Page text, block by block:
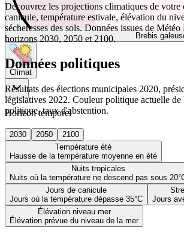
Brebis
Climat
Horizon temporel
2030 2050
2100
Température été
Hausse de la température moyenne en été
Nuits tropicales
Nuits où la température ne descend pas sous
Jours de canicule
Jours où la température dépasse 35°C
Jours
Élévation niveau mer
Élévation prévue du niveau de la mer
Découvrez les projections climatiques de votre
canicule, température estivale, élévation du
sécheresses des sols. Données issues de
horizons 2030, 2050 et 2100.
Données politiques
Résultats des élections municipales 2020,
législatives 2022. Couleur politique actuelle de
politique, taux d'abstention.